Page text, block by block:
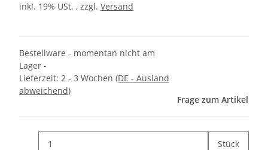
inkl. 19% USt. , zzgl. Versand
Bestellware - momentan nicht am
Lager -
Lieferzeit: 2 - 3 Wochen (DE - Ausland
abweichend)
Frage zum Artikel
Stück